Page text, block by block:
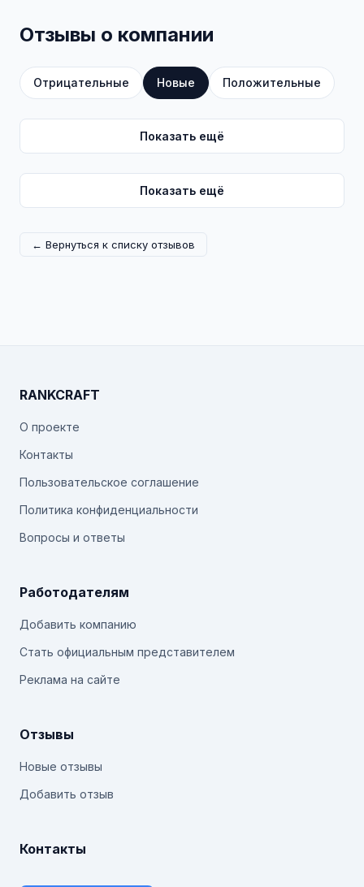
Отзывы о компании
Отрицательные Новые Положительные
Показать ещё
Показать ещё
← Вернуться к списку отзывов
RANKCRAFT
О проекте
Контакты
Пользовательское соглашение
Политика конфиденциальности
Вопросы и ответы
Работодателям
Добавить компанию
Стать официальным представителем
Реклама на сайте
Отзывы
Новые отзывы
Добавить отзыв
Контакты